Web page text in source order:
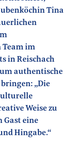
Tina
Team im
in Reischach
authentische
„Die
Weise zu
Gast eine
Hingabe.“